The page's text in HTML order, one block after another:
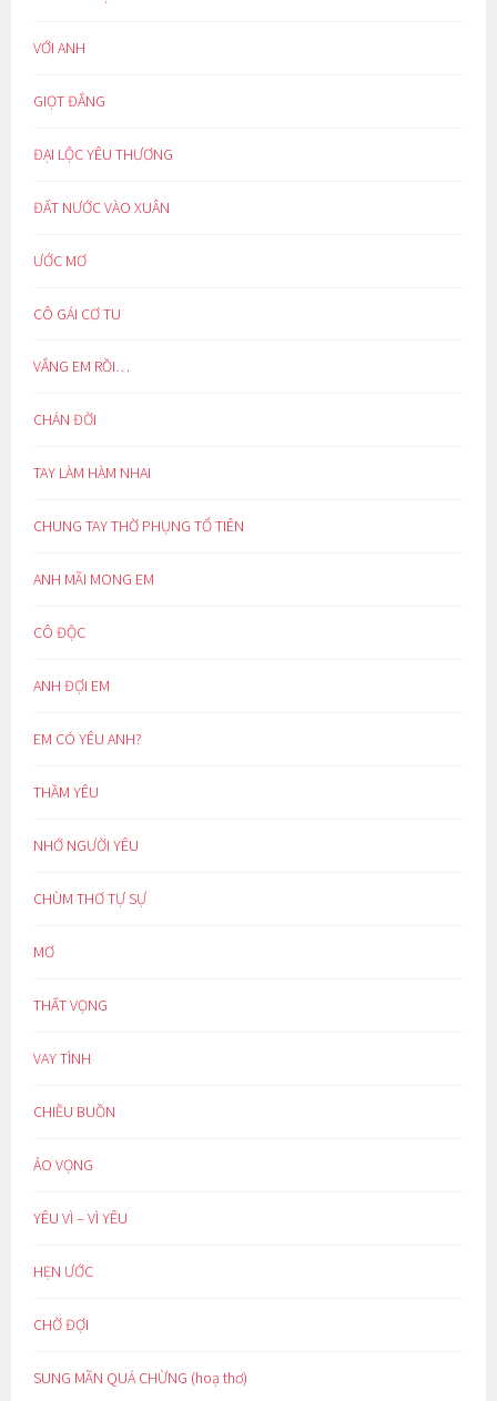
VỚI ANH
GIỌT ĐẮNG
ĐẠI LỘC YÊU THƯƠNG
ĐẤT NƯỚC VÀO XUÂN
ƯỚC MƠ
CÔ GÁI CƠ TU
VẮNG EM RỒI…
CHÁN ĐỜI
TAY LÀM HÀM NHAI
CHUNG TAY THỜ PHỤNG TỔ TIÊN
ANH MÃI MONG EM
CÔ ĐỘC
ANH ĐỢI EM
EM CÓ YÊU ANH?
THẦM YÊU
NHỚ NGƯỜI YÊU
CHÙM THƠ TỰ SỰ
MƠ
THẤT VỌNG
VAY TÌNH
CHIỀU BUỒN
ẢO VỌNG
YÊU VÌ – VÌ YÊU
HẸN ƯỚC
CHỜ ĐỢI
SUNG MÃN QUÁ CHỪNG (hoạ thơ)